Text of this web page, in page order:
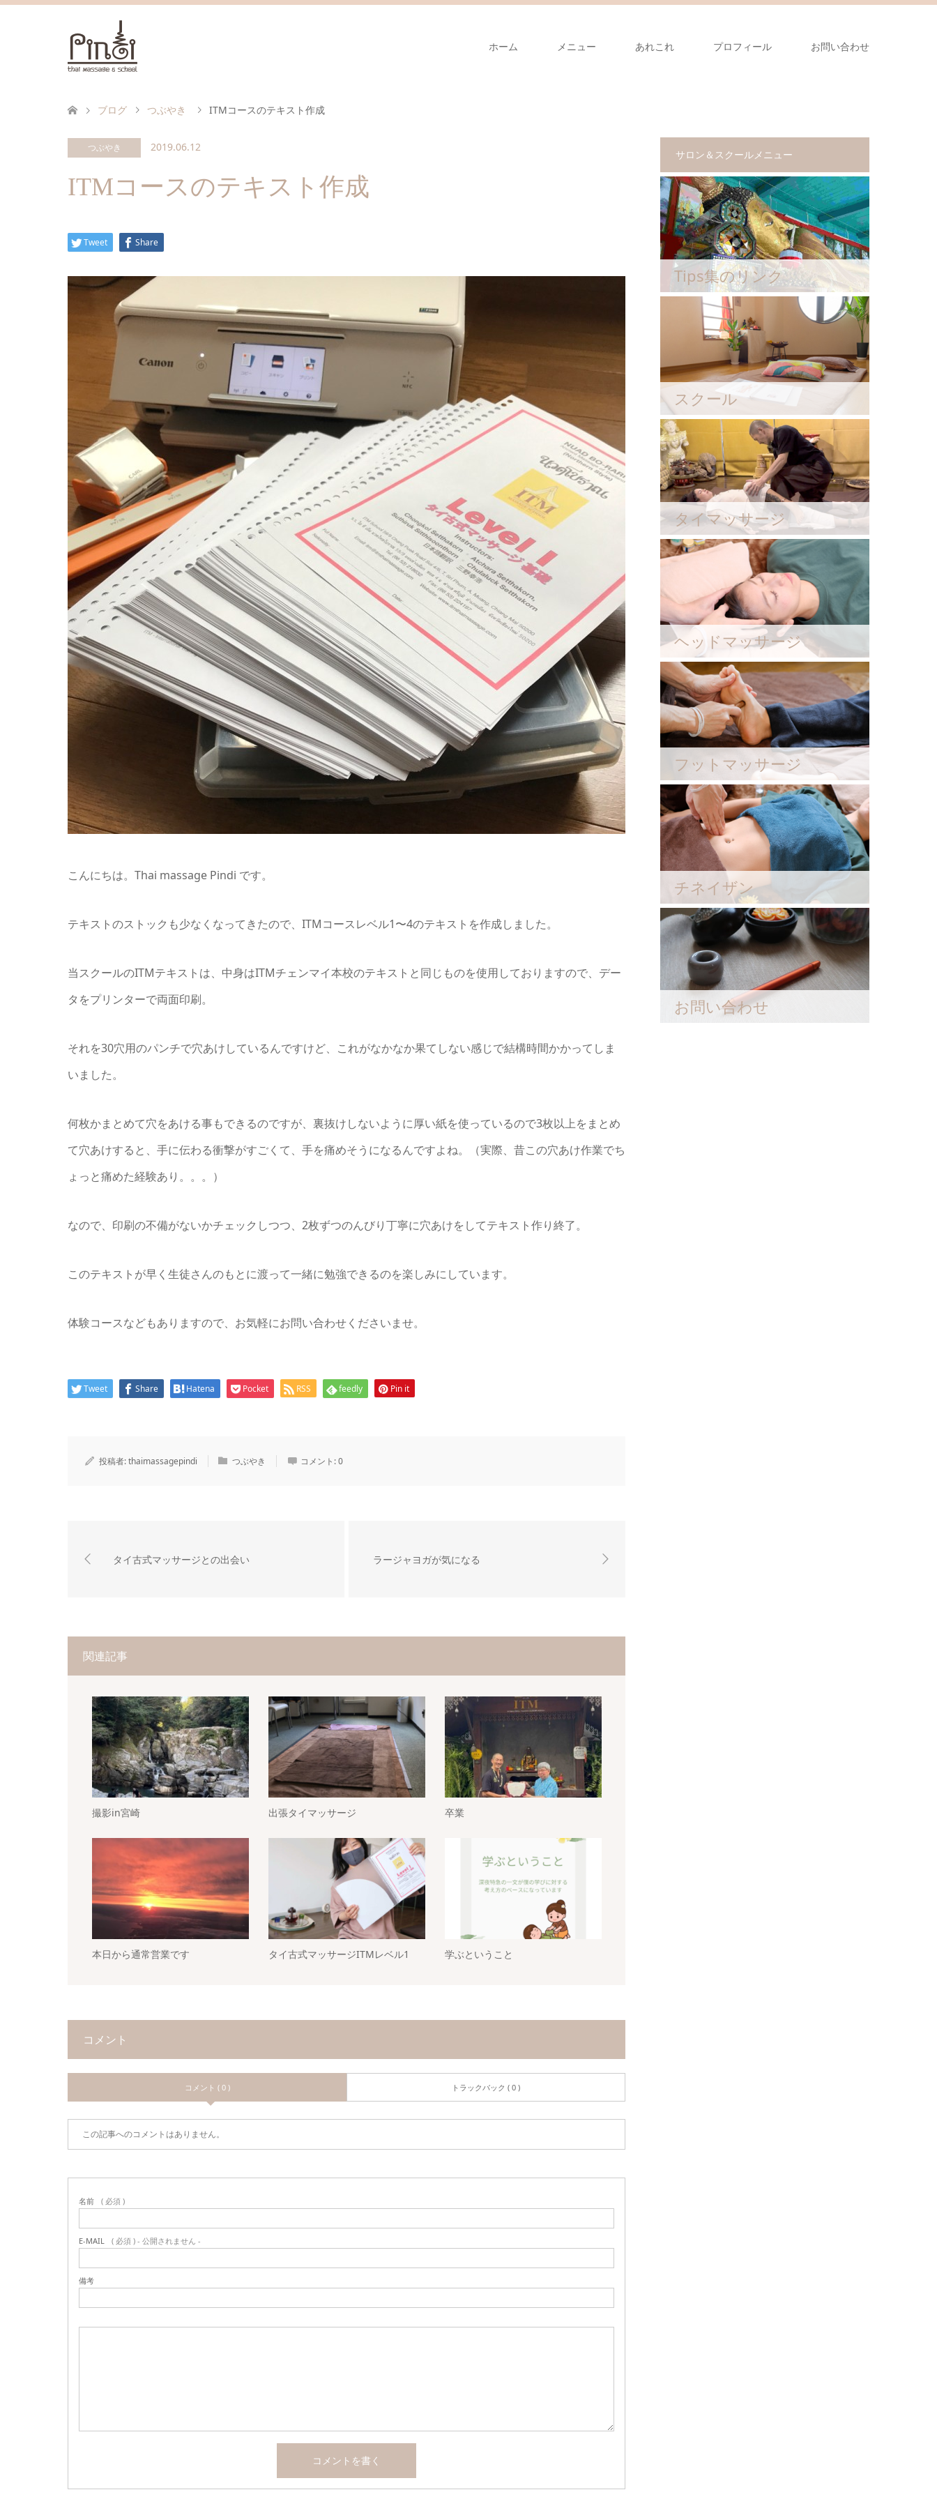
ホーム メニュー あれこれ プロフィール お問い合わせ
ブログ つぶやき ITMコースのテキスト作成
つぶやき 2019.06.12
ITMコースのテキスト作成
Tweet Share
こんにちは。Thai massage Pindi です。
テキストのストックも少なくなってきたので、ITMコースレベル1〜4のテキストを作成しました。
当スクールのITMテキストは、中身はITMチェンマイ本校のテキストと同じものを使用しておりますので、デー
タをプリンターで両面印刷。
それを30穴用のパンチで穴あけしているんですけど、これがなかなか果てしない感じで結構時間かかってしま
いました。
何枚かまとめて穴をあける事もできるのですが、裏抜けしないように厚い紙を使っているので3枚以上をまとめ
て穴あけすると、手に伝わる衝撃がすごくて、手を痛めそうになるんですよね。（実際、昔この穴あけ作業でち
ょっと痛めた経験あり。。。）
なので、印刷の不備がないかチェックしつつ、2枚ずつのんびり丁寧に穴あけをしてテキスト作り終了。
このテキストが早く生徒さんのもとに渡って一緒に勉強できるのを楽しみにしています。
体験コースなどもありますので、お気軽にお問い合わせくださいませ。
Tweet Share Hatena Pocket RSS feedly Pin it
投稿者:thaimassagepindi つぶやき コメント:0
タイ古式マッサージとの出会い ラージャヨガが気になる
関連記事
撮影in宮崎 出張タイマッサージ 卒業
本日から通常営業です タイ古式マッサージITMレベル1 学ぶということ
コメント
コメント ( 0 ) トラックバック ( 0 )
この記事へのコメントはありません。
名前 ( 必須 )
E-MAIL ( 必須 ) - 公開されません -
備考
サロン＆スクールメニュー
Tips集のリンク
スクール
タイマッサージ
ヘッドマッサージ
フットマッサージ
チネイザン
お問い合わせ